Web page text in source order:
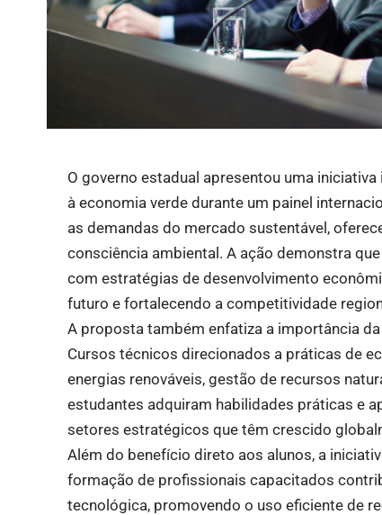
O governo estadual apresentou uma
à economia verde durante um painel
as demandas do mercado sustentável,
consciência ambiental. A ação demonstra
com estratégias de desenvolvimento
futuro e fortalecendo a competitividade
A proposta também enfatiza a importância
Cursos técnicos direcionados a práticas de
energias renováveis, gestão de recursos
estudantes adquiram habilidades práticas e
setores estratégicos que têm crescido
Além do benefício direto aos alunos, a
formação de profissionais capacitados
tecnológica, promovendo o uso eficiente de